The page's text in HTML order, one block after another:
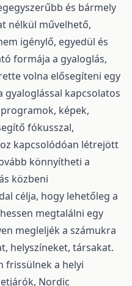
és bármely
nélkül művelhető,
igénylő, egyedül és
formája a gyaloglás,
volna elősegíteni egy
gyaloglással kapcsolatos
képek,
fókusszal,
kapcsolódóan létrejött
könnyítheti a
közbeni
célja, hogy lehetőleg a
megtalálni egy
megleljék a számukra
helyszíneket, társakat.
frissülnek a helyi
Nordic